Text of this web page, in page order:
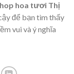
hoa tươi Thị
để bạn tìm thấy
vui và ý nghĩa